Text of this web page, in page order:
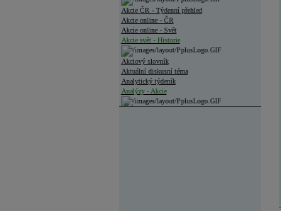
Akcie ČR - Týdenní přehled
Akcie online - ČR
Akcie online - Svět
Akcie svět - Historie
Akciový slovník
Aktuální diskusní téma
Analytický týdeník
Analýzy - Akcie